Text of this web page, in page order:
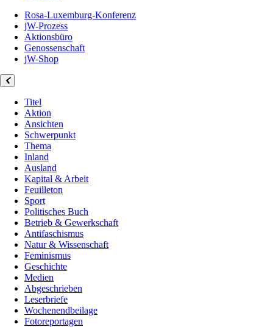
Rosa-Luxemburg-Konferenz
jW-Prozess
Aktionsbüro
Genossenschaft
jW-Shop
Titel
Aktion
Ansichten
Schwerpunkt
Thema
Inland
Ausland
Kapital & Arbeit
Feuilleton
Sport
Politisches Buch
Betrieb & Gewerkschaft
Antifaschismus
Natur & Wissenschaft
Feminismus
Geschichte
Medien
Abgeschrieben
Leserbriefe
Wochenendbeilage
Fotoreportagen